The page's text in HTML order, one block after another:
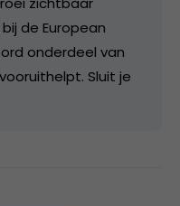
de European
onderdeel van
Sluit je